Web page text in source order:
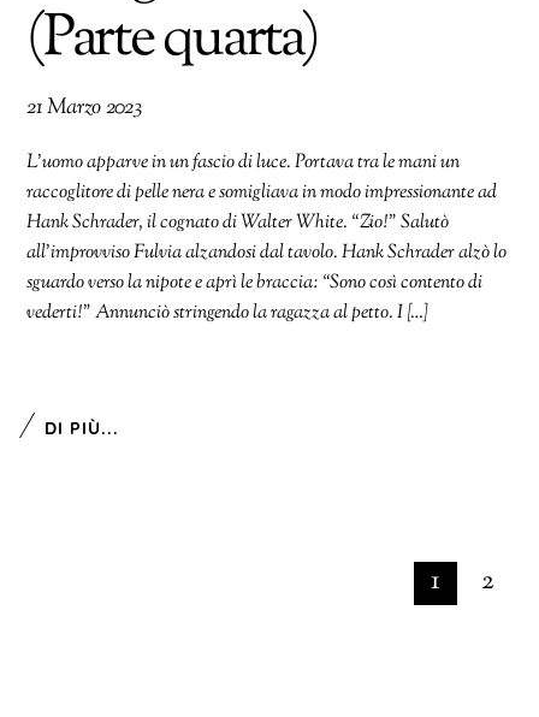
(Parte quarta)
21 Marzo 2023
L’uomo apparve in un fascio di luce. Portava tra le mani un
raccoglitore di pelle nera e somigliava in modo impressionante ad
Hank Schrader, il cognato di Walter White. “Zio!” Salutò
all’improvviso Fulvia alzandosi dal tavolo. Hank Schrader alzò lo
sguardo verso la nipote e aprì le braccia: “Sono così contento di
vederti!” Annunciò stringendo la ragazza al petto. I […]
DI PIÙ...
1 2